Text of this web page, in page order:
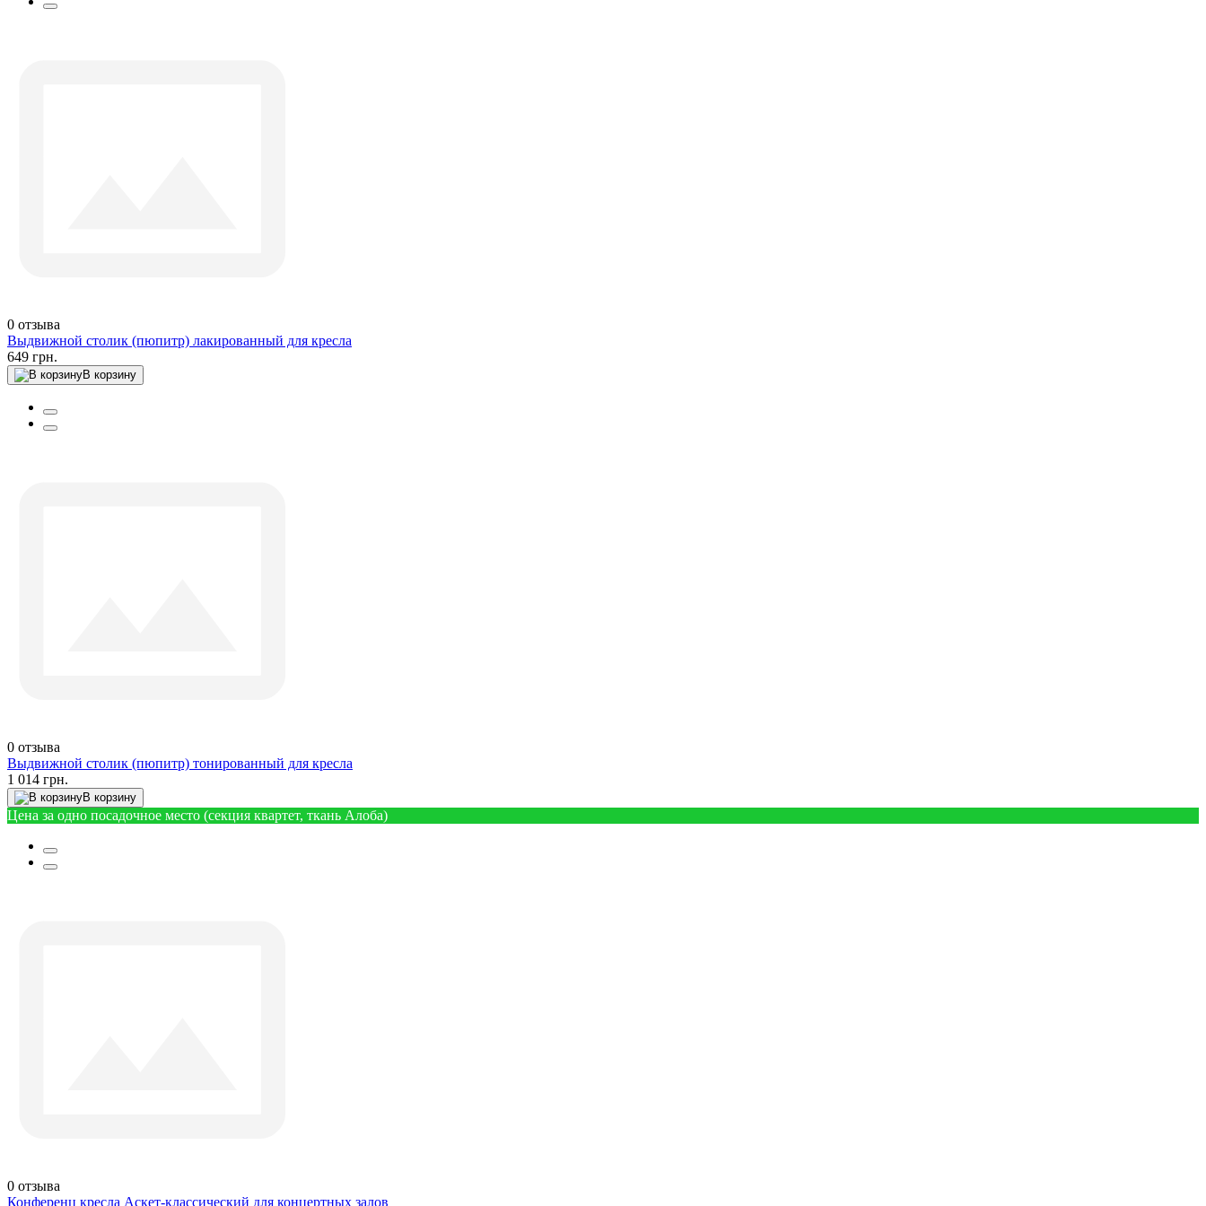
0 отзыва
Выдвижной столик (пюпитр) лакированный для кресла
649 грн.
В корзину
0 отзыва
Выдвижной столик (пюпитр) тонированный для кресла
1 014 грн.
В корзину
Цена за одно посадочное место (секция квартет, ткань Алоба)
0 отзыва
Конференц кресла Аскет-классический для концертных залов